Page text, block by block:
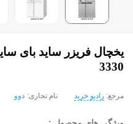
3330
مرجع: رادیو خرید نام تجاری: دوو